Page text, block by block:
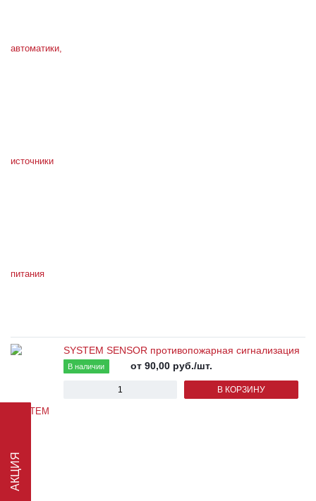
SYSTEM SENSOR противопожарная сигнализация
В наличии от 90,00 руб./шт.
В КОРЗИНУ